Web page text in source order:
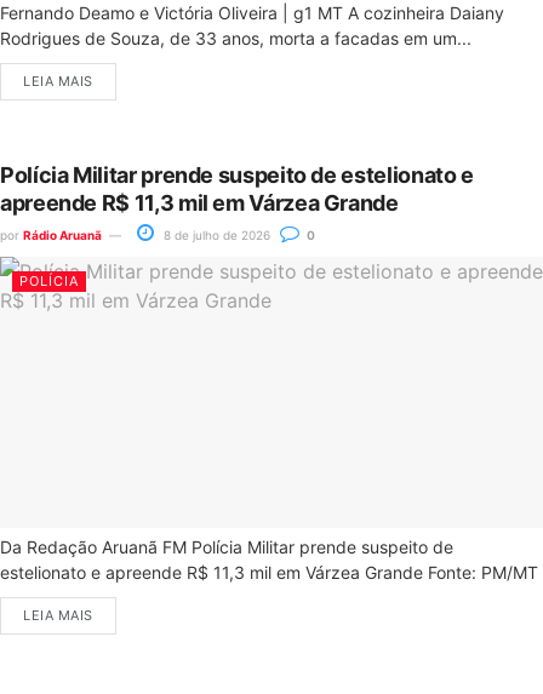
Fernando Deamo e Victória Oliveira | g1 MT A cozinheira Daiany
Rodrigues de Souza, de 33 anos, morta a facadas em um...
LEIA MAIS
Polícia Militar prende suspeito de estelionato e
apreende R$ 11,3 mil em Várzea Grande
por Rádio Aruanã 8 de julho de 2026 0
POLÍCIA
Da Redação Aruanã FM Polícia Militar prende suspeito de
estelionato e apreende R$ 11,3 mil em Várzea Grande Fonte: PM/MT
LEIA MAIS